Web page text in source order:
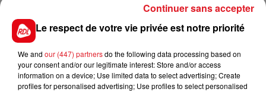
Le retour de Jenifer se précise. La
chanteuse a récemment dévoilé les
informations concernant son nouvel
sortira le 4...
4 juillet 2022
COMBIEN GAGNE PATRICK
Le respect de votre vie privée est notre priorité
We and our (447) partnersdo the following data processing based on
your consent and/or our legitimate interest: Store and/or access
information on a device; Use limited data to select advertising; Create
profiles for personalised advertising; Use profiles to select personalised
Continuer sans accepter